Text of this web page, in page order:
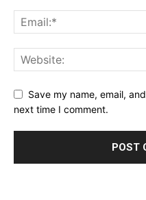
Save my name, email,
next time I comment.